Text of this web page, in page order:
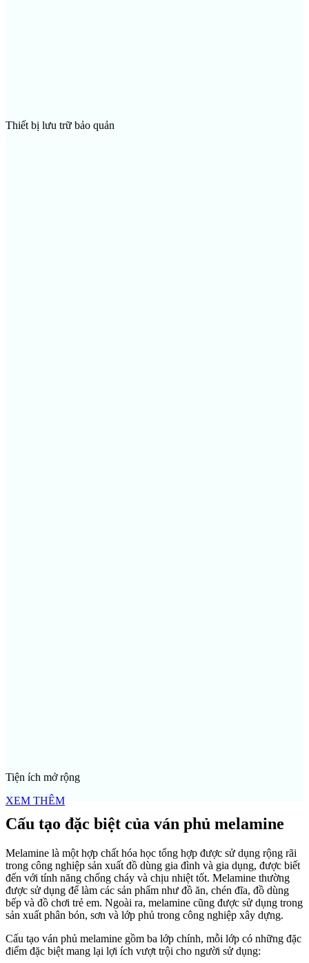
Thiết bị lưu trữ bảo quản
Tiện ích mở rộng
XEM THÊM
Cấu tạo đặc biệt của ván phủ melamine
Melamine là một hợp chất hóa học tổng hợp được sử dụng rộng rãi
trong công nghiệp sản xuất đồ dùng gia đình và gia dụng, được biết
đến với tính năng chống cháy và chịu nhiệt tốt. Melamine thường
được sử dụng để làm các sản phẩm như đồ ăn, chén đĩa, đồ dùng
bếp và đồ chơi trẻ em. Ngoài ra, melamine cũng được sử dụng trong
sản xuất phân bón, sơn và lớp phủ trong công nghiệp xây dựng.
Cấu tạo ván phủ melamine gồm ba lớp chính, mỗi lớp có những đặc
điểm đặc biệt mang lại lợi ích vượt trội cho người sử dụng: